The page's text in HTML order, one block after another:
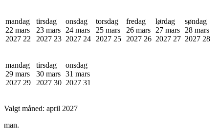
mandag
22 mars
2027 22
tirsdag
23 mars
2027 23
onsdag
24 mars
2027 24
torsdag
25 mars
2027 25
fredag
26 mars
2027 26
lørdag
27 mars
2027 27
søndag
28 mars
2027 28
mandag
29 mars
2027 29
tirsdag
30 mars
2027 30
onsdag
31 mars
2027 31
Valgt måned: april 2027
man.